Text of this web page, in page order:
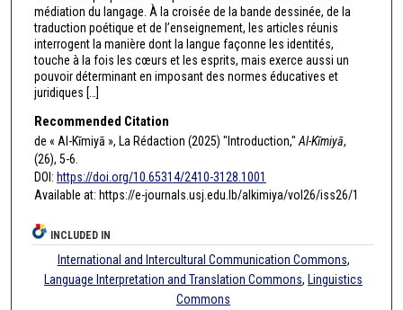
médiation du langage. À la croisée de la bande dessinée, de la
traduction poétique et de l’enseignement, les articles réunis
interrogent la manière dont la langue façonne les identités,
touche à la fois les cœurs et les esprits, mais exerce aussi un
pouvoir déterminant en imposant des normes éducatives et
juridiques […]
Recommended Citation
de « Al-Kīmiyā », La Rédaction (2025) "Introduction," Al-Kīmiyā,
(26), 5-6.
DOI: https://doi.org/10.65314/2410-3128.1001
Available at: https://e-journals.usj.edu.lb/alkimiya/vol26/iss26/1
INCLUDED IN
International and Intercultural Communication Commons,
Language Interpretation and Translation Commons, Linguistics
Commons